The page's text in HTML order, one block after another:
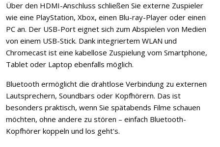
Über den HDMI-Anschluss schließen Sie externe Zuspieler
wie eine PlayStation, Xbox, einen Blu-ray-Player oder einen
PC an. Der USB-Port eignet sich zum Abspielen von Medien
von einem USB-Stick. Dank integriertem WLAN und
Chromecast ist eine kabellose Zuspielung vom Smartphone,
Tablet oder Laptop ebenfalls möglich.
Bluetooth ermöglicht die drahtlose Verbindung zu externen
Lautsprechern, Soundbars oder Kopfhörern. Das ist
besonders praktisch, wenn Sie spätabends Filme schauen
möchten, ohne andere zu stören – einfach Bluetooth-
Kopfhörer koppeln und los geht's.